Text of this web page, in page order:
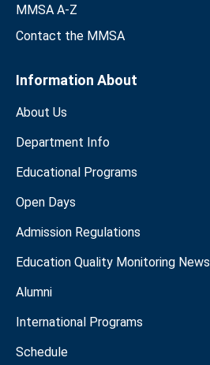
MMSA A-Z
Contact the MMSA
Information About
About Us
Department Info
Educational Programs
Open Days
Admission Regulations
Education Quality Monitoring News
Alumni
International Programs
Schedule